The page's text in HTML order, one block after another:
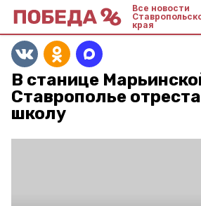
Все новости
края
В станице
Ставрополье
школу